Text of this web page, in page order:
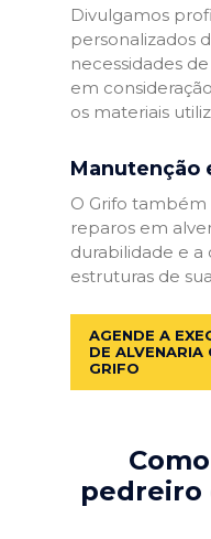
Divulgamos
personalizados
necessidades
em
os materiais
Manutenção
O Grifo
reparos em
durabilidade e a
estruturas de
AGENDE A
DE ALVENARIA
GRIFO
pedreiro